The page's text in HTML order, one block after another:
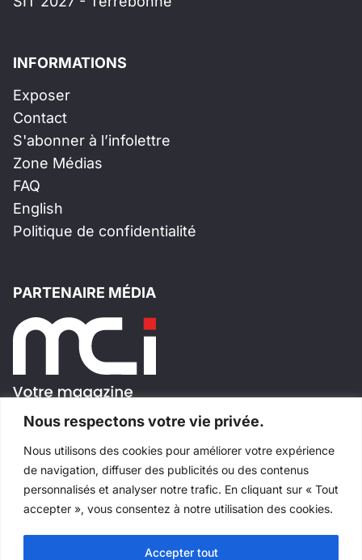
Nous respectons votre vie privée.
Nous utilisons des cookies pour améliorer votre expérience
de navigation, diffuser des publicités ou des contenus
personnalisés et analyser notre trafic. En cliquant sur « Tout
accepter », vous consentez à notre utilisation des cookies.
Accepter tout
INFORMATIONS
Exposer
Contact
S'abonner à l’infolettre
Zone Médias
FAQ
English
Politique de confidentialité
PARTENAIRE MÉDIA
SUIVEZ-NOUS!